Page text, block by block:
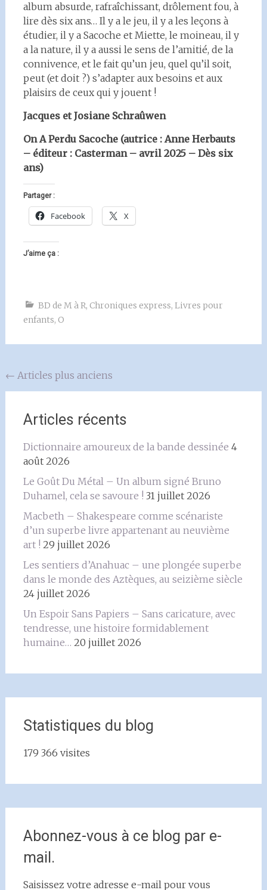
album absurde, rafraîchissant, drôlement fou, à
lire dès six ans… Il y a le jeu, il y a les leçons à
étudier, il y a Sacoche et Miette, le moineau, il y
a la nature, il y a aussi le sens de l’amitié, de la
connivence, et le fait qu’un jeu, quel qu’il soit,
peut (et doit ?) s’adapter aux besoins et aux
plaisirs de ceux qui y jouent !
Jacques et Josiane Schraûwen
On A Perdu Sacoche (autrice : Anne Herbauts
– éditeur : Casterman – avril 2025 – Dès six
ans)
Partager :
Facebook X
J’aime ça :
BD de M à R, Chroniques express, Livres pour
enfants, O
Navigation
au
sein
articles
← Articles plus anciens
Articles récents
Dictionnaire amoureux de la bande dessinée 4
août 2026
Le Goût Du Métal – Un album signé Bruno
Duhamel, cela se savoure ! 31 juillet 2026
Macbeth – Shakespeare comme scénariste
d’un superbe livre appartenant au neuvième
art ! 29 juillet 2026
Les sentiers d’Anahuac – une plongée superbe
dans le monde des Aztèques, au seizième siècle
24 juillet 2026
Un Espoir Sans Papiers – Sans caricature, avec
tendresse, une histoire formidablement
humaine… 20 juillet 2026
Statistiques du blog
179 366 visites
Abonnez-vous à ce blog par e-
mail.
Saisissez votre adresse e-mail pour vous